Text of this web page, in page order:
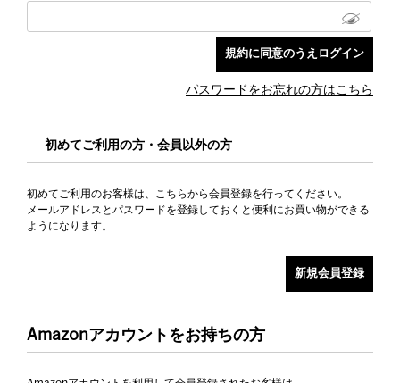
パスワードをお忘れの方はこちら
初めてご利用の方・会員以外の方
初めてご利用のお客様は、こちらから会員登録を行ってください。
メールアドレスとパスワードを登録しておくと便利にお買い物ができる
ようになります。
Amazonアカウントをお持ちの方